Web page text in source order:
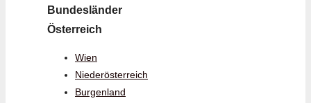
Bundesländer
Österreich
Wien
Niederösterreich
Burgenland